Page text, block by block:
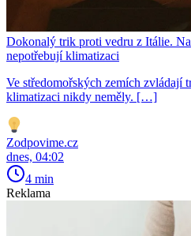
Dokonalý trik proti vedru z Itálie.
nepotřebují klimatizaci
Ve středomořských zemích zvládají
klimatizaci nikdy neměly. […]
Zodpovime.cz
dnes, 04:02
4 min
Reklama